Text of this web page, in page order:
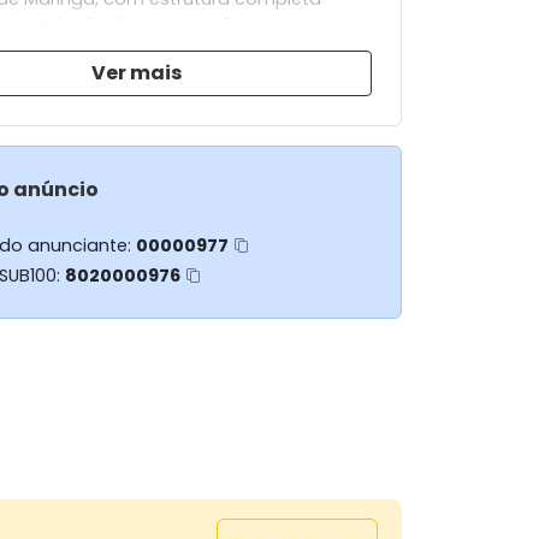
espaço para eventos, hotel fazer e
20.000 m² de área total de terra.
diversas benfeitorias como dormitório
14 quartos, sala de treinamento,
industrial, e muito mais, agende uma
essa estrutura magnifica.
Ver mais
anúncio
anunciante: 00000977
8020000976